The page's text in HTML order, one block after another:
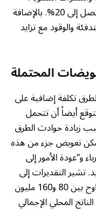
حيث سجلت زيادة في المبيعات تصل إلى 20%. بالإضافة
والوقود مع تزايد
المحتملة
تكلفة إضافية على
أيضاً أن تتحمل
زيادة حوادث الطرق
يمكن تعويض جزء من هذه
و”عودة الأمور إلى
تشير التقديرات إلى
أن الأثر الاقتصادي المباشر قد يتراوح بين 80 و160 مليون
1% إلى 2% من الناتج المحلي الإجمالي